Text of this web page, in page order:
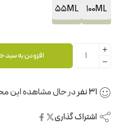
100ML
55ML
افزودن به سبد
31نفردر حال مشاهده این
اشتراک گذاری